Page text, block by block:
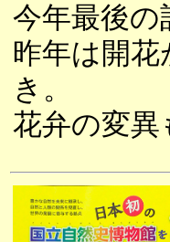
今年最後
昨年は開
き。
花弁の変異